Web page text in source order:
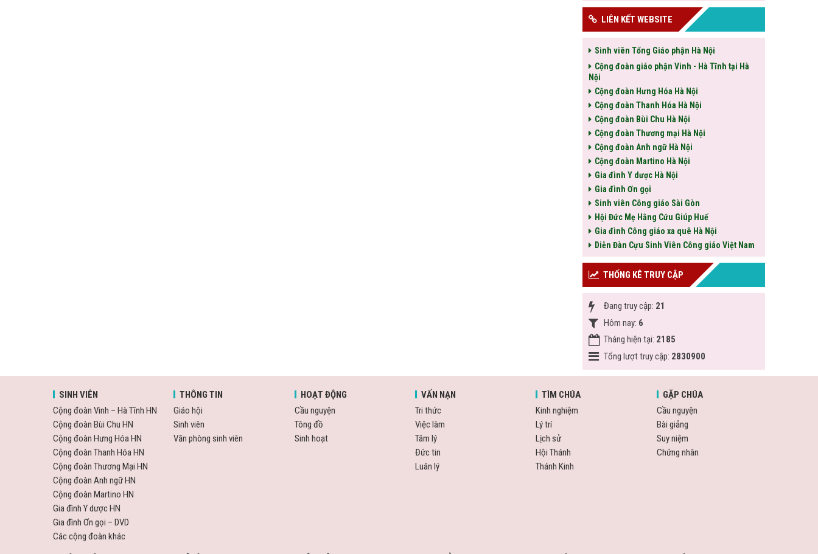
LIÊN KẾT WEBSITE
Sinh viên Tổng Giáo phận Hà Nội
Cộng đoàn giáo phận Vinh - Hà Tĩnh tại Hà
Nội
Cộng đoàn Hưng Hóa Hà Nội
Cộng đoàn Thanh Hóa Hà Nội
Cộng đoàn Bùi Chu Hà Nội
Cộng đoàn Thương mại Hà Nội
Cộng đoàn Anh ngữ Hà Nội
Cộng đoàn Martino Hà Nội
Gia đình Y dược Hà Nội
Gia đình Ơn gọi
Sinh viên Công giáo Sài Gòn
Hội Đức Mẹ Hằng Cứu Giúp Huế
Gia đình Công giáo xa quê Hà Nội
Diễn Đàn Cựu Sinh Viên Công giáo Việt Nam
THỐNG KÊ TRUY CẬP
Đang truy cập: 21
Hôm nay: 6
Tháng hiện tại: 2185
Tổng lượt truy cập: 2830900
SINH VIÊN
Cộng đoàn Vinh – Hà Tĩnh HN
Cộng đoàn Bùi Chu HN
Cộng đoàn Hưng Hóa HN
Cộng đoàn Thanh Hóa HN
Cộng đoàn Thương Mại HN
Cộng đoàn Anh ngữ HN
Cộng đoàn Martino HN
Gia đình Y dược HN
Gia đình Ơn gọi – DVD
Các cộng đoàn khác
THÔNG TIN
Giáo hội
Sinh viên
Văn phòng sinh viên
HOẠT ĐỘNG
Cầu nguyện
Tông đồ
Sinh hoạt
VẤN NẠN
Tri thức
Việc làm
Tâm lý
Đức tin
Luân lý
TÌM CHÚA
Kinh nghiệm
Lý trí
Lịch sử
Hội Thánh
Thánh Kinh
GẶP CHÚA
Cầu nguyện
Bài giảng
Suy niệm
Chứng nhân